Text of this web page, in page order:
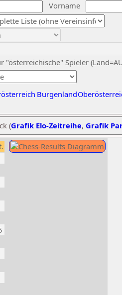
Vorname
"österreichische" Spieler
Burgenland
(Grafik Elo-Zeitreihe, Grafik